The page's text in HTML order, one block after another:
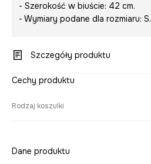
- Szerokość w biuście: 42 cm.
- Wymiary podane dla rozmiaru: S.
Szczegóły produktu
Cechy produktu
Rodzaj koszulki
Dane produktu